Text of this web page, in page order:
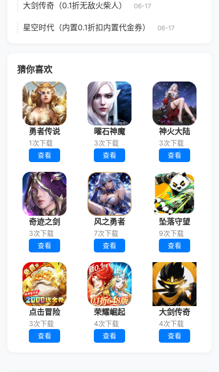
大剑传奇（0.1折无敌火柴人） 06-17
星空时代（内置0.1折扣内置代金券） 06-17
猜你喜欢
勇者传说
1次下载
查看
曜石神魔
3次下载
查看
神火大陆
3次下载
查看
奇迹之剑
3次下载
查看
风之勇者
7次下载
查看
坠落守望
9次下载
查看
点击冒险
3次下载
查看
荣耀崛起
4次下载
查看
大剑传奇
4次下载
查看